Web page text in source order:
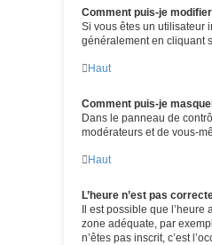
Comment puis-je
Si vous êtes un utilisateur
généralement en cliquant
Haut
Comment puis-je
Dans le panneau de
modérateurs et de vous-
Haut
L’heure n’est pas
Il est possible que
zone adéquate, par
n’êtes pas inscrit, c’est